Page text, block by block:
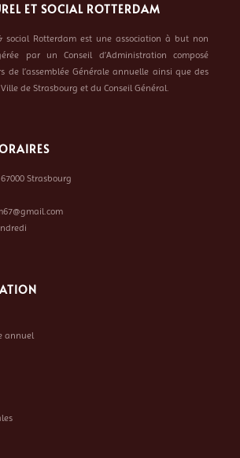
ET SOCIAL ROTTERDAM
social Rotterdam est une association à but non
par un Conseil d’Administration composé
de l’assemblée Générale annuelle ainsi que des
de Strasbourg et du Conseil Général.
67000 Strasbourg
annuel